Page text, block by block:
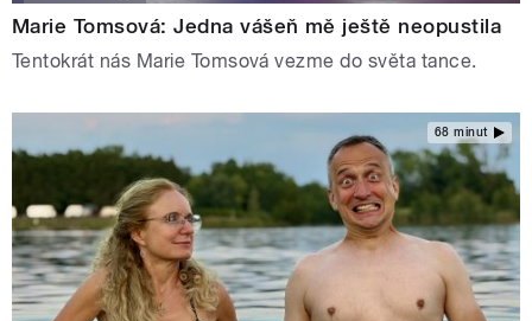
Marie Tomsová: Jedna vášeň mě ještě neopustila
Tentokrát nás Marie Tomsová vezme do světa tance.
68 minut